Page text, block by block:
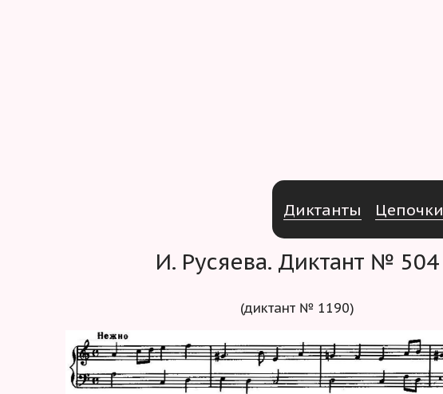
Диктанты Цепочки
И. Русяева. Диктант № 504
(диктант № 1190)